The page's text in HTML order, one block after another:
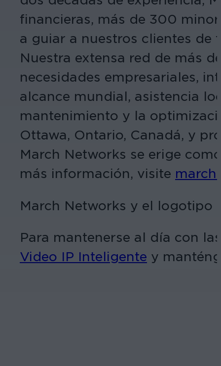
financieras, más de 300
a guiar a nuestros clientes de
Nuestra extensa red de más
necesidades empresariales,
alcance mundial, asistencia
mantenimiento y la
Ottawa, Ontario, Canadá, y
March Networks se erige
más información, visite
March Networks y el logotipo
Para mantenerse al día con
Video IP Inteligente y